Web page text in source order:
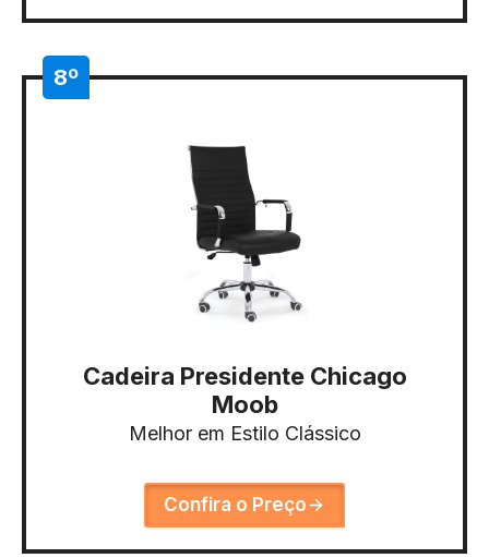
8º
Cadeira Presidente Chicago
Moob
Melhor em Estilo Clássico
Confira o Preço